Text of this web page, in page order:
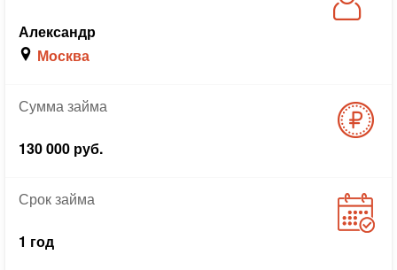
Александр
Москва
Суммазайма
130 000 руб.
Срокзайма
1 год